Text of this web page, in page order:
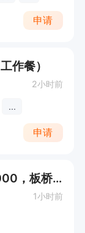
申请
作餐）
2小时前
...
申请
农产品抖音运营（月薪4000-6000，板桥镇和阿岗镇）
1小时前